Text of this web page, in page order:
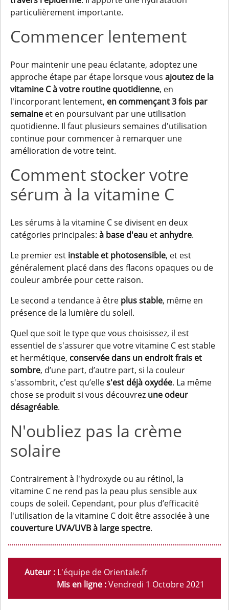
particulièrement importante.
Commencer lentement
Pour maintenir une peau éclatante, adoptez une
approche étape par étape lorsque vousajoutez de la
vitamine C à votre routine quotidienne, en
l'incorporant lentement, en commençant 3 fois par
semaine et en poursuivant par une utilisation
quotidienne. Il faut plusieurs semaines d'utilisation
continue pour commencer à remarquer une
amélioration de votre teint.
Comment stocker votre
sérum à la vitamine C
Les sérums à la vitamine C se divisent en deux
catégories principales:à base d'eau etanhydre.
Le premier est instable et photosensible, et est
généralement placé dans des flacons opaques ou de
couleur ambrée pour cette raison.
Le second a tendance à être plus stable, même en
présence de la lumière du soleil.
Quel que soit le type que vous choisissez, il est
essentiel de s'assurer que votre vitamine C est stable
et hermétique, conservée dans un endroit frais et
sombre, d’une part, d’autre part, si la couleur
s'assombrit, c’est qu’elles'est déjà oxydée. La même
chose se produit si vous découvrez une odeur
désagréable.
N'oubliez pas la crème
solaire
Contrairement à l'hydroxyde ou au rétinol, la
vitamine C ne rend pas la peau plus sensible aux
coups de soleil. Cependant, pour plus d’efficacité
l'utilisation de la vitamine C doit être associée à une
couverture UVA/UVB à large spectre.
Auteur : L'équipe de Orientale.fr
Mis en ligne :Vendredi 1 Octobre 2021